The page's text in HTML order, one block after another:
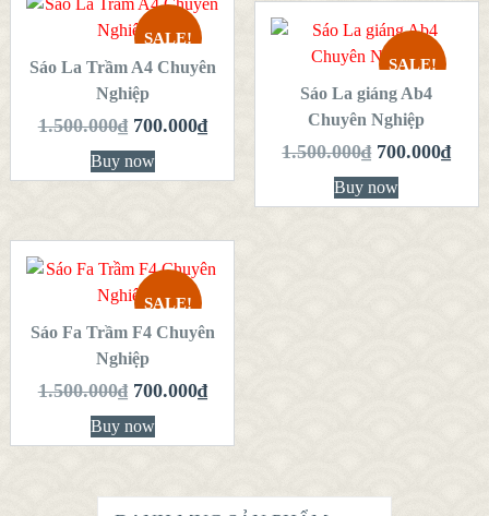
SALE!
QUICK LOOK
VIEW DETAILS
GIỎ HÀNG
Sáo La Trầm A4 Chuyên
Nghiệp
1.500.000₫ 700.000₫
Buy now
SALE!
QUICK LOOK
VIEW DETAILS
THÊM VÀO
GIỎ HÀNG
Sáo La giáng Ab4
Chuyên Nghiệp
1.500.000₫ 700.000₫
Buy now
SALE!
QUICK LOOK
VIEW DETAILS
THÊM VÀO
GIỎ HÀNG
Sáo Fa Trầm F4 Chuyên
Nghiệp
1.500.000₫ 700.000₫
Buy now